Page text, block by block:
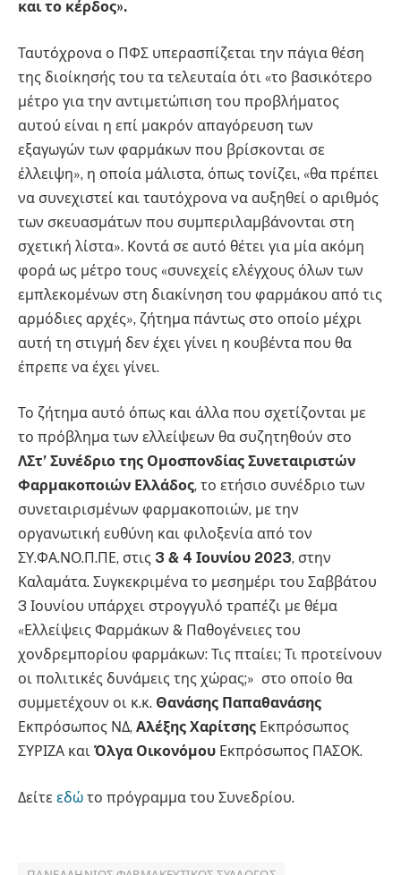
και το κέρδος».
Ταυτόχρονα ο ΠΦΣ υπερασπίζεται την πάγια θέση
της διοίκησής του τα τελευταία ότι «το βασικότερο
μέτρο για την αντιμετώπιση του προβλήματος
αυτού είναι η επί μακρόν απαγόρευση των
εξαγωγών των φαρμάκων που βρίσκονται σε
έλλειψη», η οποία μάλιστα, όπως τονίζει, «θα πρέπει
να συνεχιστεί και ταυτόχρονα να αυξηθεί ο αριθμός
των σκευασμάτων που συμπεριλαμβάνονται στη
σχετική λίστα». Κοντά σε αυτό θέτει για μία ακόμη
φορά ως μέτρο τους «συνεχείς ελέγχους όλων των
εμπλεκομένων στη διακίνηση του φαρμάκου από τις
αρμόδιες αρχές», ζήτημα πάντως στο οποίο μέχρι
αυτή τη στιγμή δεν έχει γίνει η κουβέντα που θα
έπρεπε να έχει γίνει.
Το ζήτημα αυτό όπως και άλλα που σχετίζονται με
το πρόβλημα των ελλείψεων θα συζητηθούν στο
ΛΣτ’ Συνέδριο της Ομοσπονδίας Συνεταιριστών
Φαρμακοποιών Ελλάδος, το ετήσιο συνέδριο των
συνεταιρισμένων φαρμακοποιών, με την
οργανωτική ευθύνη και φιλοξενία από τον
ΣΥ.ΦΑ.ΝΟ.Π.ΠΕ, στις 3 & 4 Ιουνίου 2023, στην
Καλαμάτα. Συγκεκριμένα το μεσημέρι του Σαββάτου
3 Ιουνίου υπάρχει στρογγυλό τραπέζι με θέμα
«Ελλείψεις Φαρμάκων & Παθογένειες του
χονδρεμπορίου φαρμάκων: Τις πταίει; Τι προτείνουν
οι πολιτικές δυνάμεις της χώρας;» στο οποίο θα
συμμετέχουν οι κ.κ. Θανάσης Παπαθανάσης
Εκπρόσωπος ΝΔ, Αλέξης Χαρίτσης Εκπρόσωπος
ΣΥΡΙΖΑ και Όλγα Οικονόμου Εκπρόσωπος ΠΑΣΟΚ.
Δείτε εδώ το πρόγραμμα του Συνεδρίου.